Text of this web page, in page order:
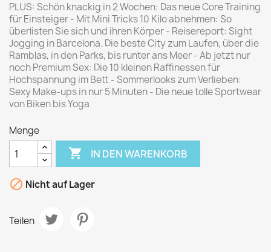
PLUS: Schön knackig in 2 Wochen: Das neue Core Training
für Einsteiger - Mit Mini Tricks 10 Kilo abnehmen: So
überlisten Sie sich und ihren Körper - Reisereport: Sight
Jogging in Barcelona. Die beste City zum Laufen, über die
Ramblas, in den Parks, bis runter ans Meer - Ab jetzt nur
noch Premium Sex: Die 10 kleinen Raffinessen für
Hochspannung im Bett - Sommerlooks zum Verlieben:
Sexy Make-ups in nur 5 Minuten - Die neue tolle Sportwear
von Biken bis Yoga
Menge
 IN DEN WARENKORB
 Nicht auf Lager
Teilen